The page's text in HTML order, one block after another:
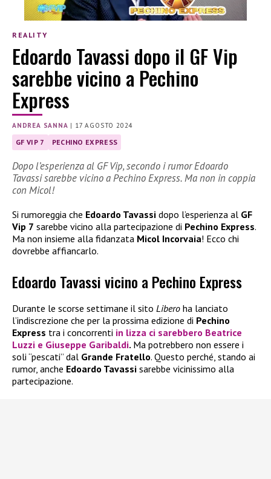
REALITY
Edoardo Tavassi dopo il GF Vip
sarebbe vicino a Pechino
Express
ANDREA SANNA | 17 AGOSTO 2024
GF VIP 7 PECHINO EXPRESS
Dopo l’esperienza al GF Vip, secondo i rumor Edoardo
Tavassi sarebbe vicino a Pechino Express. Ma non in coppia
con Micol!
Si rumoreggia che Edoardo Tavassi dopo l’esperienza al GF
Vip 7 sarebbe vicino alla partecipazione di Pechino Express.
Ma non insieme alla fidanzata Micol Incorvaia! Ecco chi
dovrebbe affiancarlo.
Edoardo Tavassi vicino a Pechino Express
Durante le scorse settimane il sito Libero ha lanciato
l’indiscrezione che per la prossima edizione di Pechino
Express tra i concorrenti in lizza ci sarebbero Beatrice
Luzzi e Giuseppe Garibaldi. Ma potrebbero non essere i
soli “pescati” dal Grande Fratello. Questo perché, stando ai
rumor, anche Edoardo Tavassi sarebbe vicinissimo alla
partecipazione.